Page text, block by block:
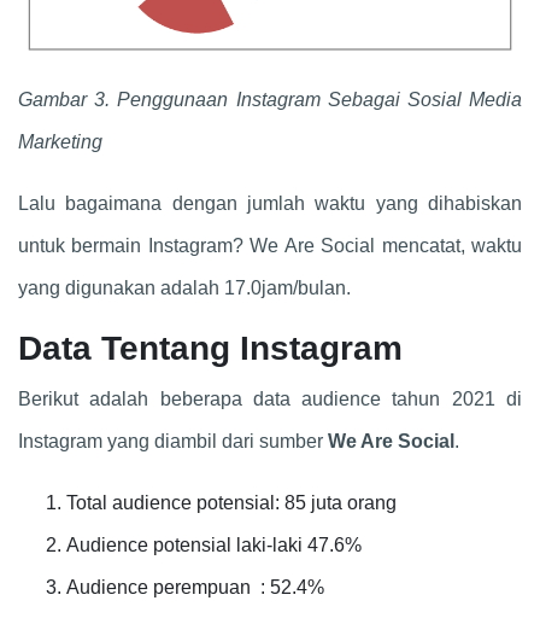
Gambar 3. Penggunaan Instagram Sebagai Sosial Media
Marketing
Lalu bagaimana dengan jumlah waktu yang dihabiskan
untuk bermain Instagram? We Are Social mencatat, waktu
yang digunakan adalah 17.0jam/bulan.
Data Tentang Instagram
Berikut adalah beberapa data audience tahun 2021 di
Instagram yang diambil dari sumber We Are Social .
Total audience potensial: 85 juta orang
Audience potensial laki-laki 47.6%
Audience perempuan : 52.4%